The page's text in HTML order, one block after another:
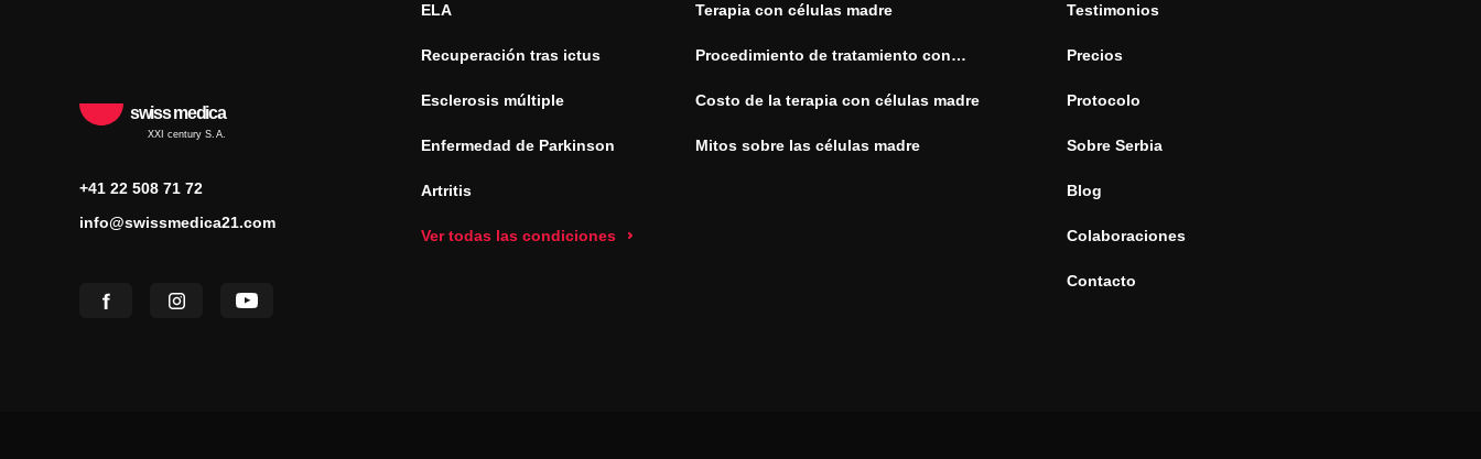
swiss medica
XXI century S.A.
+41 22 508 71 72
info@swissmedica21.com
ELA
Recuperación tras ictus
Esclerosis múltiple
Enfermedad de Parkinson
Artritis
Ver todas las condiciones
Terapia con células madre
Procedimiento de tratamiento con
Costo de la terapia con células madre
Mitos sobre las células madre
Testimonios
Precios
Protocolo
Sobre Serbia
Blog
Colaboraciones
Contacto